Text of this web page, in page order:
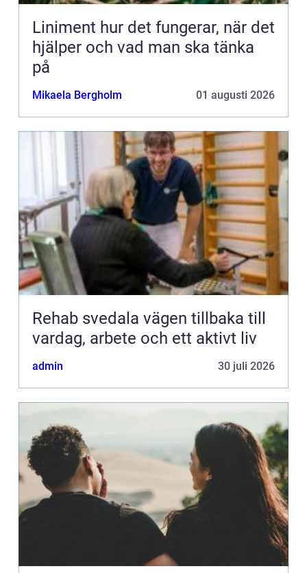
Liniment hur det fungerar, när det
hjälper och vad man ska tänka
på
Mikaela Bergholm 01 augusti 2026
Rehab svedala vägen tillbaka till
vardag, arbete och ett aktivt liv
admin 30 juli 2026